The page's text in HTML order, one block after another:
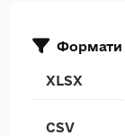
Формати
XLSX
CSV